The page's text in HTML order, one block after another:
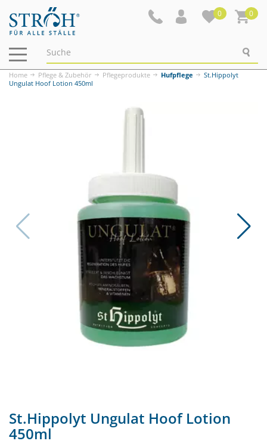
0 0
Navigation
ein-/ausblenden
Home Pflege & Zubehör Pflegeprodukte Hufpflege
St.Hippolyt
Ungulat Hoof Lotion 450ml
St.Hippolyt Ungulat Hoof Lotion
450ml